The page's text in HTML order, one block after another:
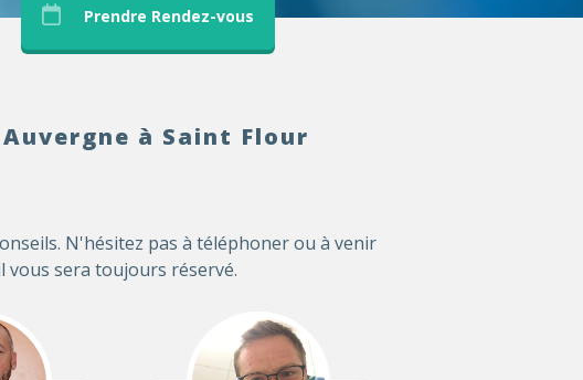
Prendre Rendez-vous
à Saint Flour
N'hésitez pas à téléphoner ou à venir
vous sera toujours réservé.